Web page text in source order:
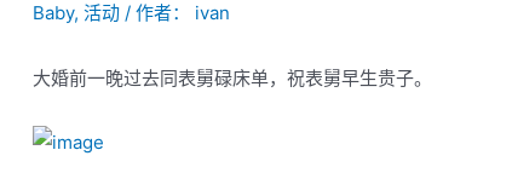
Baby,活动 / 作者： ivan
大婚前一晚过去同表舅碌床单，祝表舅早生贵子。